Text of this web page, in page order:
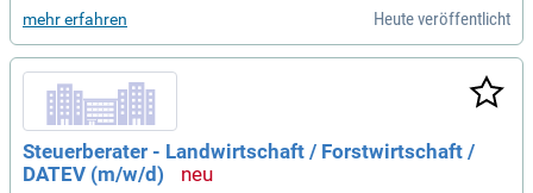
mehr erfahren Heute veröffentlicht
Steuerberater - Landwirtschaft / Forstwirtschaft /
DATEV (m/w/d)